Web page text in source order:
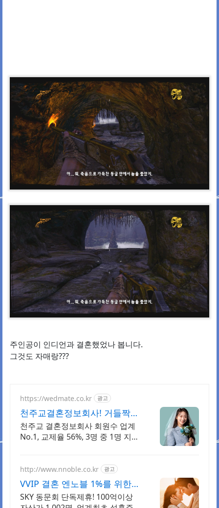
주인공이 인디언과 결혼했었나 봅니다.
그것도 자매랑???
https://wedmate.co.kr 광고
천주교결혼정보회사! 거들짝
이상형 프로필 무료 받아보기
천주교 결혼정보회사 회원수 업계
No.1, 교제율 56%, 3명 중 1명 지인
http://www.nnoble.co.kr 광고
VVIP 결혼 엔노블 1%를 위한
상류층 결정사
SKY 동문회 단독제휴! 100억이상